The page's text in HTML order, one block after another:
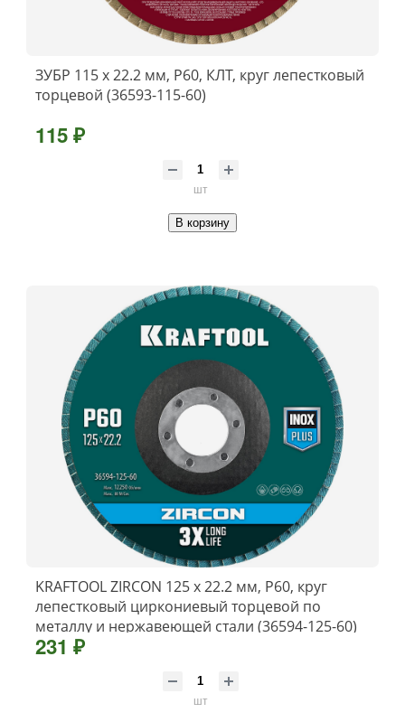
ЗУБР 115 x 22.2 мм, P60, КЛТ, круг лепестковый
торцевой (36593-115-60)
115 ₽
шт
В корзину
KRAFTOOL ZIRCON 125 х 22.2 мм, P60, круг
лепестковый циркониевый торцевой по
металлу и нержавеющей стали (36594-125-60)
231 ₽
шт